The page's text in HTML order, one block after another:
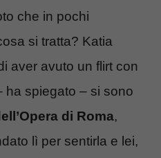
che in pochi
si tratta? Katia
aver avuto un flirt con
ha spiegato – si sono
di Roma,
lì per sentirla e lei,